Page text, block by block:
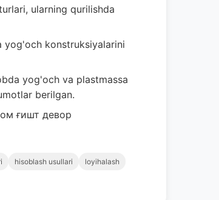
ularning qurilishda
yog'och konstruksiyalarini
yog'och va plastmassa
berilgan.
ғишт девор
hisoblash usullari
loyihalash